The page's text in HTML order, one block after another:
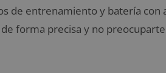
de entrenamiento y batería con
forma precisa y no